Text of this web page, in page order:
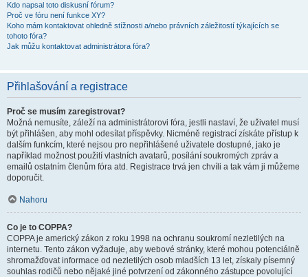
Kdo napsal toto diskusní fórum?
Proč ve fóru není funkce XY?
Koho mám kontaktovat ohledně stížnosti a/nebo právních záležitostí týkajících se
tohoto fóra?
Jak můžu kontaktovat administrátora fóra?
Přihlašování a registrace
Proč se musím zaregistrovat?
Možná nemusíte, záleží na administrátorovi fóra, jestli nastaví, že uživatel musí
být přihlášen, aby mohl odesílat příspěvky. Nicméně registrací získáte přístup k
dalším funkcím, které nejsou pro nepřihlášené uživatele dostupné, jako je
například možnost použití vlastních avatarů, posílání soukromých zpráv a
emailů ostatním členům fóra atd. Registrace trvá jen chvíli a tak vám ji můžeme
doporučit.
Nahoru
Co je to COPPA?
COPPA je americký zákon z roku 1998 na ochranu soukromí nezletilých na
internetu. Tento zákon vyžaduje, aby webové stránky, které mohou potenciálně
shromažďovat informace od nezletilých osob mladších 13 let, získaly písemný
souhlas rodičů nebo nějaké jiné potvrzení od zákonného zástupce povolující